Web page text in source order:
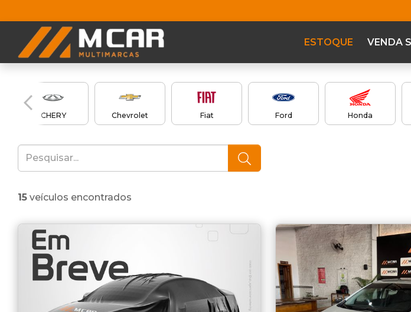
ESTOQUE VENDA
CHERY Chevrolet Fiat Ford Honda
15 veículos encontrados